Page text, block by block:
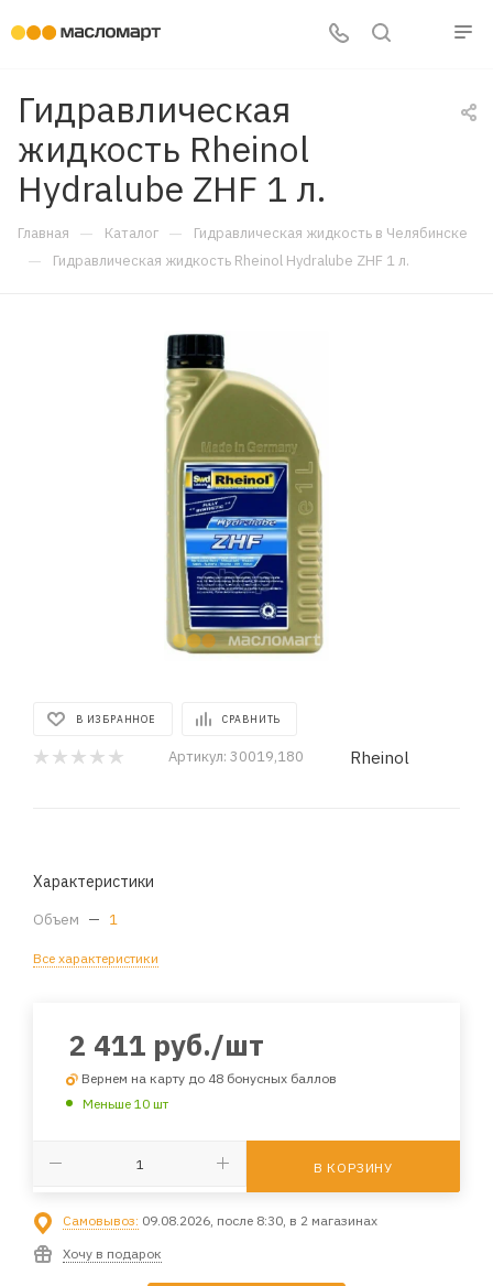
Гидравлическая
жидкость Rheinol
Hydralube ZHF 1 л.
Главная — Каталог — Гидравлическая жидкость в Челябинске
— Гидравлическая жидкость Rheinol Hydralube ZHF 1 л.
В ИЗБРАННОЕ СРАВНИТЬ
Артикул: 30019,180 Rheinol
Характеристики
Объем — 1
Все характеристики
2 411 руб./шт
Вернем на карту до 48 бонусных баллов
Меньше 10 шт
В КОРЗИНУ
Самовывоз: 09.08.2026, после 8:30, в 2 магазинах
Хочу в подарок